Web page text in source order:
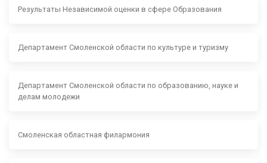
Результаты Независимой оценки в сфере Образования
Департамент Смоленской области по культуре и туризму
Департамент Смоленской области по образованию, науке и
делам молодежи
Смоленская областная филармония